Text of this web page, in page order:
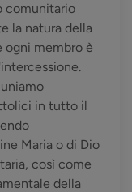
comunitario
la natura della
ogni membro è
in tutto il
Maria o di Dio
così come
della